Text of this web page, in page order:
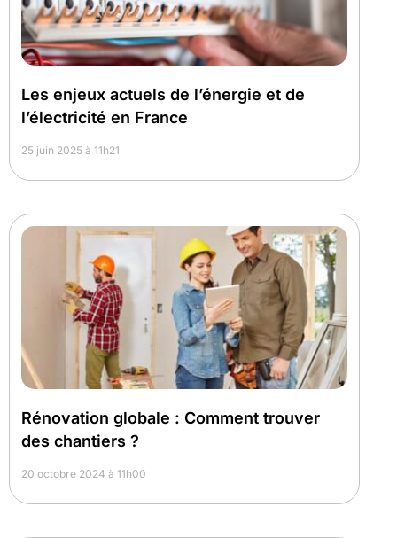
Les enjeux actuels de l’énergie et de
l’électricité en France
25 juin 2025 à 11h21
Rénovation globale : Comment trouver
des chantiers ?
20 octobre 2024 à 11h00